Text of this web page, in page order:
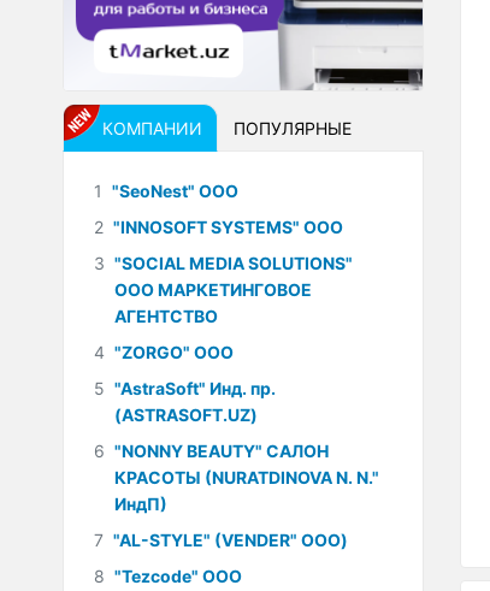
КОМПАНИИ ПОПУЛЯРНЫЕ
1 "SeoNest" ООО
2 "INNOSOFT SYSTEMS" ООО
3 "SOCIAL MEDIA SOLUTIONS"
ООО МАРКЕТИНГОВОЕ
АГЕНТСТВО
4 "ZORGO" ООО
5 "AstraSoft" Инд. пр.
(ASTRASOFT.UZ)
6 "NONNY BEAUTY" САЛОН
КРАСОТЫ (NURATDINOVA N. N."
ИндП)
7 "AL-STYLE" (VENDER" ООО)
8 "Tezcode" ООО